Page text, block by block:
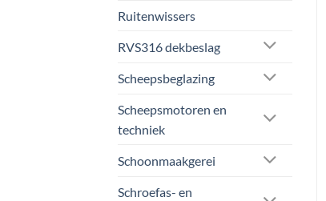
Ruitenwissers
RVS316 dekbeslag
Scheepsbeglazing
Scheepsmotoren en
techniek
Schoonmaakgerei
Schroefas- en